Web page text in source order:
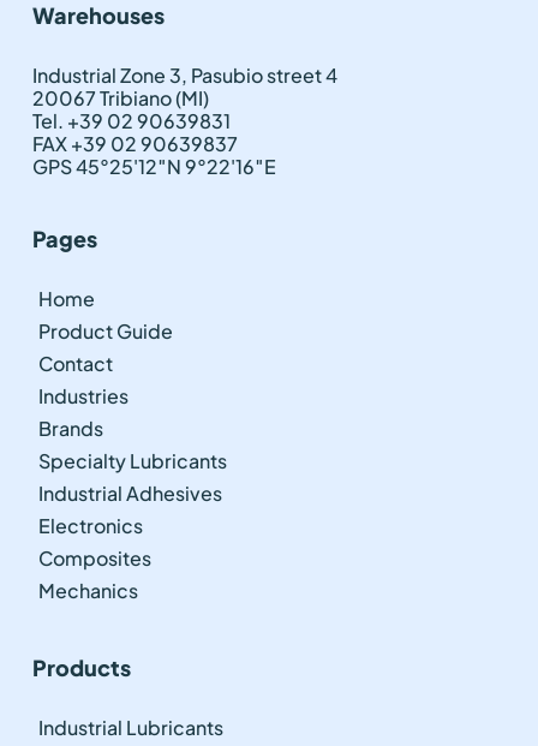
Warehouses
Industrial Zone 3, Pasubio street 4
20067 Tribiano (MI)
Tel. +39 02 90639831
FAX +39 02 90639837
GPS 45°25'12″N 9°22'16″E
Pages
Home
Product Guide
Contact
Industries
Brands
Specialty Lubricants
Industrial Adhesives
Electronics
Composites
Mechanics
Products
Industrial Lubricants